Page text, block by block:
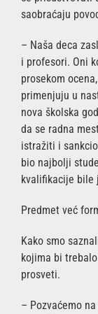
saobraćaju
– Naša deca
i profesori. Oni
prosekom
primenjuju u
nova školska
da se radna
istražiti i
bio najbolji
kvalifikacije bile
Predmet već
Kako smo
kojima bi
prosveti.
– Pozvaćemo